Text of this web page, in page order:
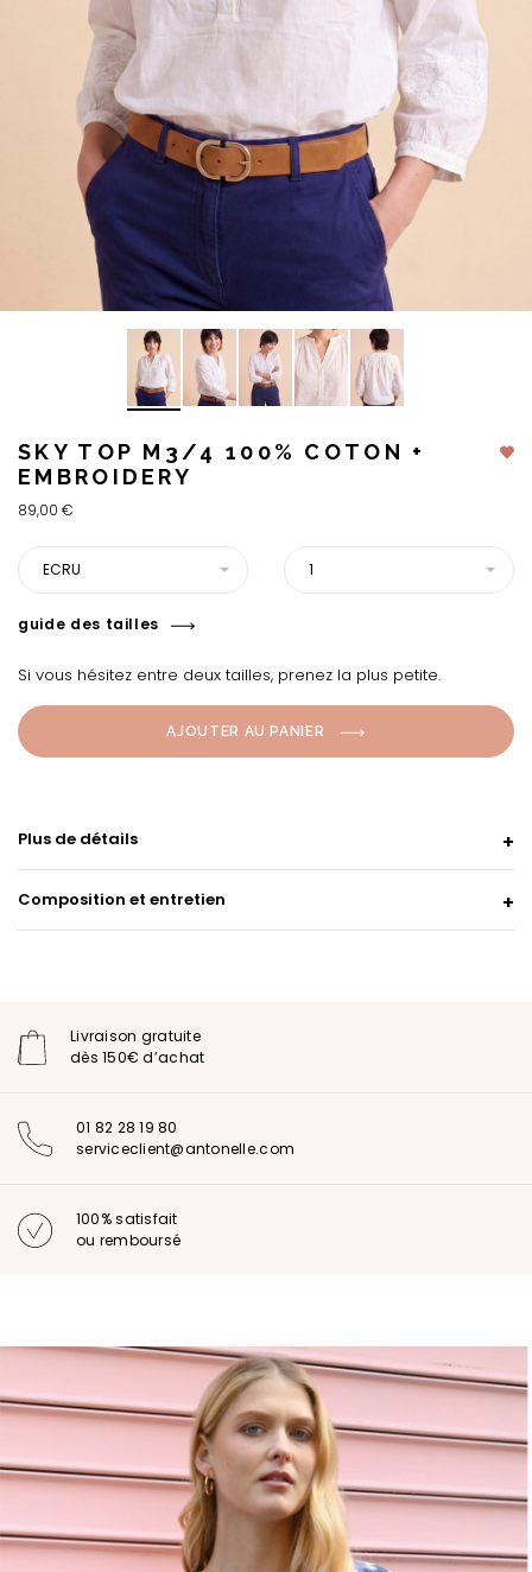
SKY TOP M3/4 100% COTON +
EMBROIDERY
89,00 €
ECRU 1
guide des tailles
Si vous hésitez entre deux tailles, prenez la plus petite.
AJOUTER AU PANIER
Plus de détails
Composition et entretien
Livraison gratuite
dès 150€ d’achat
01 82 28 19 80
serviceclient@antonelle.com
100% satisfait
ou remboursé